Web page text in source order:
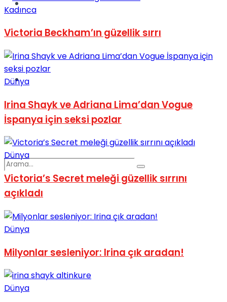
Spor
Podcast
Kadınca
Victoria Beckham’ın güzellik sırrı
Dünya
Irina Shayk ve Adriana Lima’dan Vogue
İspanya için seksi pozlar
Dünya
Victoria’s Secret meleği güzellik sırrını
açıkladı
Dünya
Milyonlar sesleniyor: Irina çık aradan!
Dünya